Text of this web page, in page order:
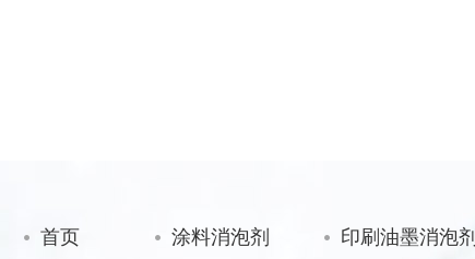
首页 涂料消泡剂 印刷油墨消泡剂